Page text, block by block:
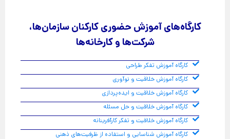
کارگاه‌های آموزش حضوری کارکنان سازمان‌ها،
شرکت‌ها و کارخانه‌ها
کارگاه آموزش تفکر طراحی
کارگاه آموزش خلاقیت و نوآوری
کارگاه آموزش خلاقیت و ایده‌پردازی
کارگاه آموزش خلاقیت و حل مسئله
کارگاه آموزش خلاقیت و تفکر کارآفرینانه
کارگاه آموزش شناسایی و استفاده از ظرفیت‌های ذهنی